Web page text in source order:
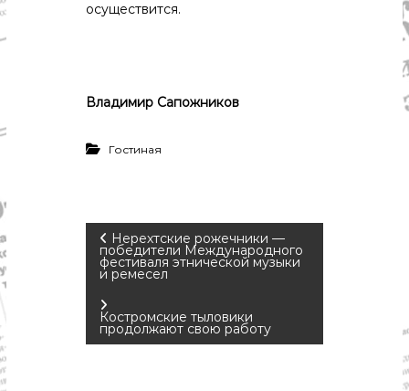
осуществится.
Владимир Сапожников
Гостиная
Н
а
в
Нерехтские рожечники —
победители Международного
фестиваля этнической музыки
и ремесел
Костромские тыловики
продолжают свою работу